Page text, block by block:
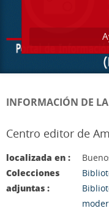
INFORMACIÓN DE
Centro editor de
localizada en :
Colecciones
adjuntas :